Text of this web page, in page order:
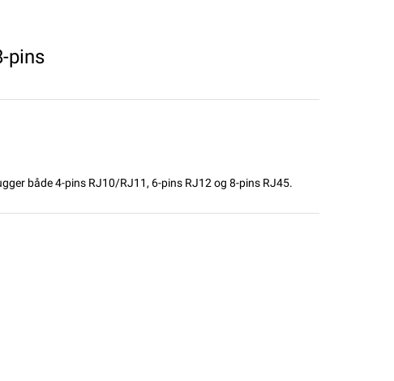
pins
både 4-pins RJ10/RJ11, 6-pins RJ12 og 8-pins RJ45.